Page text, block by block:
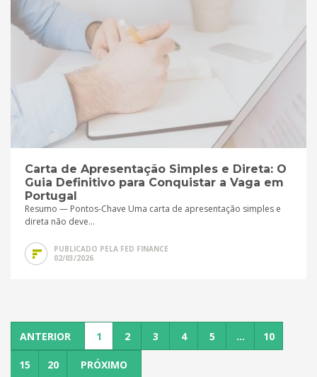
Carta de Apresentação Simples e Direta: O
Guia Definitivo para Conquistar a Vaga em
Portugal
Resumo — Pontos-Chave Uma carta de apresentação simples e
direta não deve...
PUBLICADO PELA FED FINANCE
02/03/2026
ANTERIOR 1 2 3 4 5 ... 10
15 20 PRÓXIMO